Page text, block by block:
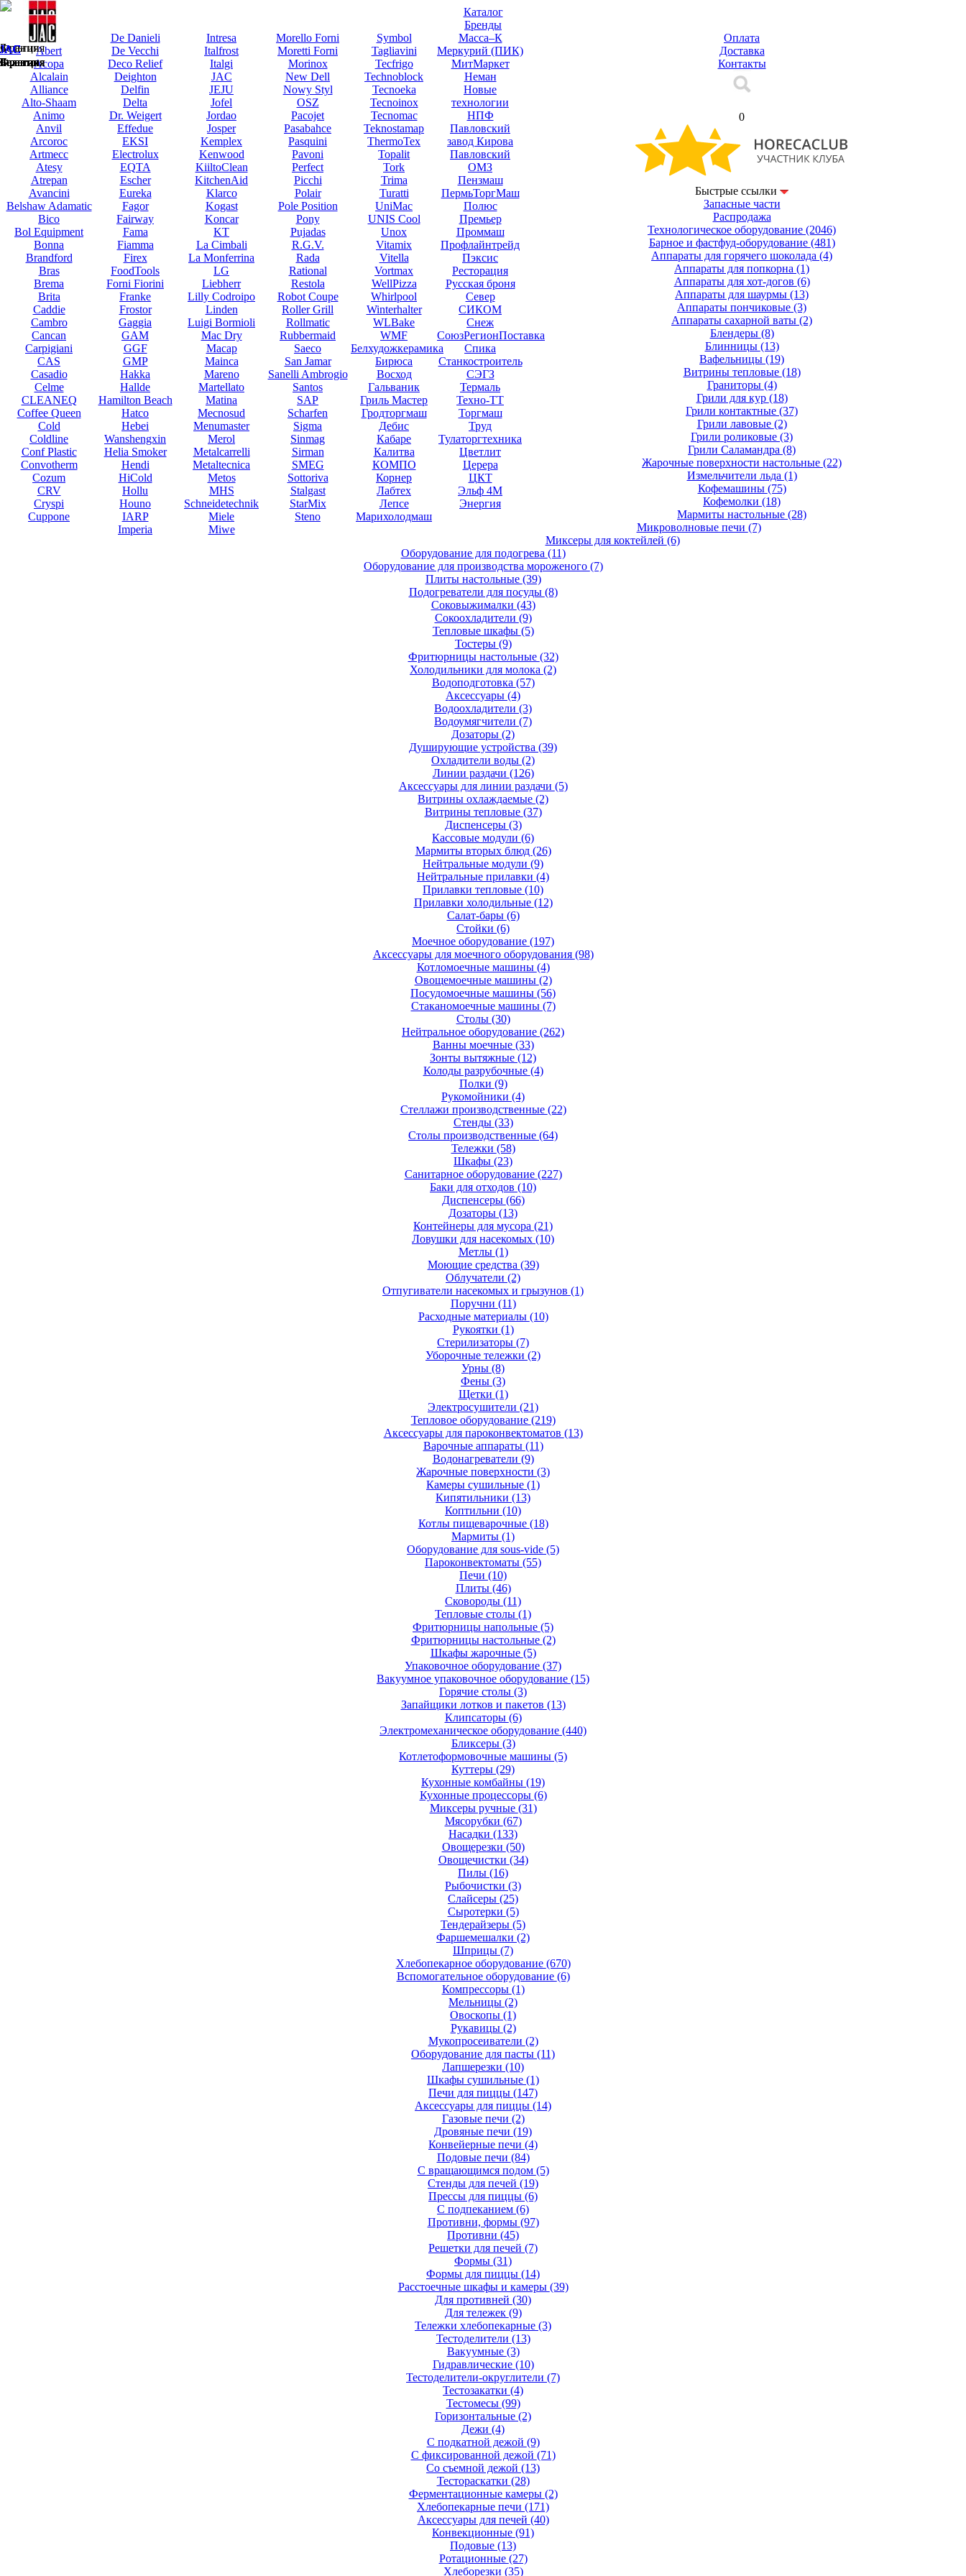
Каталог
Бренды
Abat
Abert
Acopa
Alcalain
Alliance
Alto-Shaam
Animo
Anvil
Arcoroc
Artmecc
Atesy
Atrepan
Avancini
Belshaw Adamatic
Bico
Bol Equipment
Bonna
Brandford
Bras
Brema
Brita
Caddie
Cambro
Cancan
Carpigiani
CAS
Casadio
Celme
CLEANEQ
Coffee Queen
Cold
Coldline
Conf Plastic
Convotherm
Cozum
CRV
Cryspi
Cuppone
De Danieli
De Vecchi
Deco Relief
Deighton
Delfin
Delta
Dr. Weigert
Effedue
EKSI
Electrolux
EQTA
Escher
Eureka
Fagor
Fairway
Fama
Fiamma
Firex
FoodTools
Forni Fiorini
Franke
Frostor
Gaggia
GAM
GGF
GMP
Hakka
Hallde
Hamilton Beach
Hatco
Hebei
Wanshengxin
Helia Smoker
Hendi
HiCold
Hollu
Houno
IARP
Imperia
Intresa
Italfrost
Italgi
JAC
JEJU
Jofel
Jordao
Josper
Kemplex
Kenwood
KiiltoClean
KitchenAid
Klarco
Kogast
Koncar
KT
La Cimbali
La Monferrina
LG
Liebherr
Lilly Codroipo
Linden
Luigi Bormioli
Mac Dry
Macap
Mainca
Mareno
Martellato
Matina
Mecnosud
Menumaster
Merol
Metalcarrelli
Metaltecnica
Metos
MHS
Schneidetechnik
Miele
Miwe
Morello Forni
Moretti Forni
Morinox
New Dell
Nowy Styl
OSZ
Pacojet
Pasabahce
Pasquini
Pavoni
Perfect
Picchi
Polair
Pole Position
Pony
Pujadas
R.G.V.
Rada
Rational
Restola
Robot Coupe
Roller Grill
Rollmatic
Rubbermaid
Saeco
San Jamar
Sanelli Ambrogio
Santos
SAP
Scharfen
Sigma
Sinmag
Sirman
SMEG
Sottoriva
Stalgast
StarMix
Steno
Symbol
Tagliavini
Tecfrigo
Technoblock
Tecnoeka
Tecnoinox
Tecnomac
Teknostamap
ThermoTex
Topalit
Tork
Trima
Turatti
UniMac
UNIS Cool
Unox
Vitamix
Vitella
Vortmax
WellPizza
Whirlpool
Winterhalter
WLBake
WMF
Белхудожкерамика
Бирюса
Восход
Гальваник
Гриль Мастер
Гродторгмаш
Дебис
Кабаре
Калитва
КОМПО
Корнер
Лабтех
Лепсе
Марихолодмаш
Масса–К
Меркурий (ПИК)
МитМаркет
Неман
Новые
технологии
НПФ
Павловский
завод Кирова
Павловский
ОМЗ
Пензмаш
ПермьТоргМаш
Полюс
Премьер
Проммаш
Профлайнтрейд
Пэксис
Ресторация
Русская броня
Север
СИКОМ
Снеж
СоюзРегионПоставка
Спика
Станкостроитель
СЭГЗ
Термаль
Техно-ТТ
Торгмаш
Труд
Тулаторгтехника
Цветлит
Церера
ЦКТ
Эльф 4М
Энергия
Оплата
Доставка
Контакты
0
Быстрые ссылки
Запасные части
Распродажа
Технологическое оборудование (2046)
Барное и фастфуд-оборудование (481)
Аппараты для горячего шоколада (4)
Аппараты для попкорна (1)
Аппараты для хот-догов (6)
Аппараты для шаурмы (13)
Аппараты пончиковые (3)
Аппараты сахарной ваты (2)
Блендеры (8)
Блинницы (13)
Вафельницы (19)
Витрины тепловые (18)
Граниторы (4)
Грили для кур (18)
Грили контактные (37)
Грили лавовые (2)
Грили роликовые (3)
Грили Саламандра (8)
Жарочные поверхности настольные (22)
Измельчители льда (1)
Кофемашины (75)
Кофемолки (18)
Мармиты настольные (28)
Микроволновые печи (7)
Миксеры для коктейлей (6)
Оборудование для подогрева (11)
Оборудование для производства мороженого (7)
Плиты настольные (39)
Подогреватели для посуды (8)
Соковыжималки (43)
Сокоохладители (9)
Тепловые шкафы (5)
Тостеры (9)
Фритюрницы настольные (32)
Холодильники для молока (2)
Водоподготовка (57)
Аксессуары (4)
Водоохладители (3)
Водоумягчители (7)
Дозаторы (2)
Душирующие устройства (39)
Охладители воды (2)
Линии раздачи (126)
Аксессуары для линии раздачи (5)
Витрины охлаждаемые (2)
Витрины тепловые (37)
Диспенсеры (3)
Кассовые модули (6)
Мармиты вторых блюд (26)
Нейтральные модули (9)
Нейтральные прилавки (4)
Прилавки тепловые (10)
Прилавки холодильные (12)
Салат-бары (6)
Стойки (6)
Моечное оборудование (197)
Аксессуары для моечного оборудования (98)
Котломоечные машины (4)
Овощемоечные машины (2)
Посудомоечные машины (56)
Стаканомоечные машины (7)
Столы (30)
Нейтральное оборудование (262)
Ванны моечные (33)
Зонты вытяжные (12)
Колоды разрубочные (4)
Полки (9)
Рукомойники (4)
Стеллажи производственные (22)
Стенды (33)
Столы производственные (64)
Тележки (58)
Шкафы (23)
Санитарное оборудование (227)
Баки для отходов (10)
Диспенсеры (66)
Дозаторы (13)
Контейнеры для мусора (21)
Ловушки для насекомых (10)
Метлы (1)
Моющие средства (39)
Облучатели (2)
Отпугиватели насекомых и грызунов (1)
Поручни (11)
Расходные материалы (10)
Рукоятки (1)
Стерилизаторы (7)
Уборочные тележки (2)
Урны (8)
Фены (3)
Щетки (1)
Электросушители (21)
Тепловое оборудование (219)
Аксессуары для пароконвектоматов (13)
Варочные аппараты (11)
Водонагреватели (9)
Жарочные поверхности (3)
Камеры сушильные (1)
Кипятильники (13)
Коптильни (10)
Котлы пищеварочные (18)
Мармиты (1)
Оборудование для sous-vide (5)
Пароконвектоматы (55)
Печи (10)
Плиты (46)
Сковороды (11)
Тепловые столы (1)
Фритюрницы напольные (5)
Фритюрницы настольные (2)
Шкафы жарочные (5)
Упаковочное оборудование (37)
Вакуумное упаковочное оборудование (15)
Горячие столы (3)
Запайщики лотков и пакетов (13)
Клипсаторы (6)
Электромеханическое оборудование (440)
Бликсеры (3)
Котлетоформовочные машины (5)
Куттеры (29)
Кухонные комбайны (19)
Кухонные процессоры (6)
Миксеры ручные (31)
Мясорубки (67)
Насадки (133)
Овощерезки (50)
Овощечистки (34)
Пилы (16)
Рыбочистки (3)
Слайсеры (25)
Сыротерки (5)
Тендерайзеры (5)
Фаршемешалки (2)
Шприцы (7)
Хлебопекарное оборудование (670)
Вспомогательное оборудование (6)
Компрессоры (1)
Мельницы (2)
Овоскопы (1)
Рукавицы (2)
Мукопросеиватели (2)
Оборудование для пасты (11)
Лапшерезки (10)
Шкафы сушильные (1)
Печи для пиццы (147)
Аксессуары для пиццы (14)
Газовые печи (2)
Дровяные печи (19)
Конвейерные печи (4)
Подовые печи (84)
С вращающимся подом (5)
Стенды для печей (19)
Прессы для пиццы (6)
С подпеканием (6)
Противни, формы (97)
Противни (45)
Решетки для печей (7)
Формы (31)
Формы для пиццы (14)
Расстоечные шкафы и камеры (39)
Для противней (30)
Для тележек (9)
Тележки хлебопекарные (3)
Тестоделители (13)
Вакуумные (3)
Гидравлические (10)
Тестоделители-округлители (7)
Тестозакатки (4)
Тестомесы (99)
Горизонтальные (2)
Дежи (4)
С подкатной дежой (9)
С фиксированной дежой (71)
Со съемной дежой (13)
Тестораскатки (28)
Ферментационные камеры (2)
Хлебопекарные печи (171)
Аксессуары для печей (40)
Конвекционные (91)
Подовые (13)
Ротационные (27)
Хлеборезки (35)
Бельгия
JAC
Бельгия
Франция
JAC
Бельгия
JAC
Бельгия
JAC
Бельгия
JAC
Бельгия
JAC
Бельгия
JAC
Бельгия
JAC
Бельгия
JAC
Бельгия
JAC
Бельгия
JAC
Бельгия
JAC
Бельгия
JAC
Франция
JAC
Бельгия
JAC
Бельгия
JAC
Бельгия
JAC
Франция
JAC
Франция
JAC
Бельгия
JAC
Франция
JAC
Франция
JAC
Франция